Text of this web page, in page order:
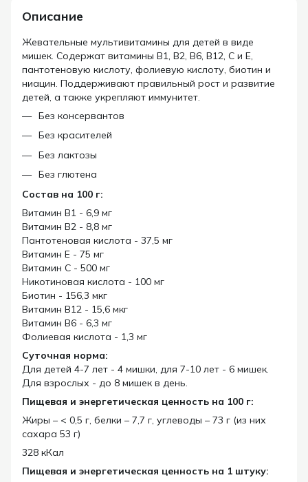
Описание
Жевательные мультивитамины для детей в виде
мишек. Содержат витамины В1, В2, В6, В12, С и Е,
пантотеновую кислоту, фолиевую кислоту, биотин и
ниацин. Поддерживают правильный рост и развитие
детей, а также укрепляют иммунитет.
Без консервантов
Без красителей
Без лактозы
Без глютена
Состав на 100 г:
Витамин В1 - 6,9 мг
Витамин В2 - 8,8 мг
Пантотеновая кислота - 37,5 мг
Витамин Е - 75 мг
Витамин С - 500 мг
Никотиновая кислота - 100 мг
Биотин - 156,3 мкг
Витамин В12 - 15,6 мкг
Витамин В6 - 6,3 мг
Фолиевая кислота - 1,3 мг
Суточная норма:
Для детей 4-7 лет - 4 мишки, для 7-10 лет - 6 мишек.
Для взрослых - до 8 мишек в день.
Пищевая и энергетическая ценность на 100 г:
Жиры – < 0,5 г, белки – 7,7 г, углеводы – 73 г (из них
сахара 53 г)
328 кКал
Пищевая и энергетическая ценность на 1 штуку: